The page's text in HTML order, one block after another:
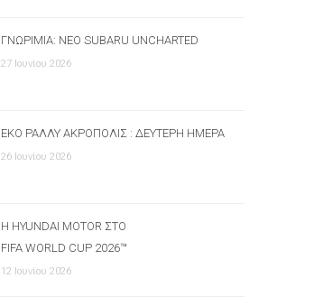
ΓΝΩΡΙΜΊΑ: ΝΈΟ SUBARU UNCHARTED
27 Ιουνίου 2026
ΕΚΟ ΡΆΛΛΥ ΑΚΡΌΠΟΛΙΣ : ΔΕΎΤΕΡΗ ΗΜΈΡΑ
26 Ιουνίου 2026
Η HYUNDAI MOTOR ΣΤΟ
FIFA WORLD CUP 2026™
12 Ιουνίου 2026